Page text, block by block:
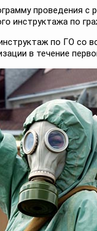
проведения с
инструктажа по
по ГО со
в течение